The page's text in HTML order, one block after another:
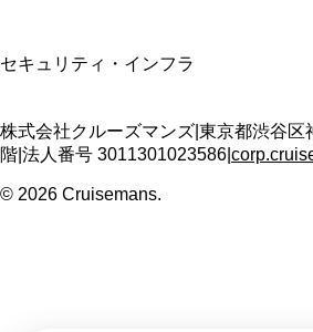
セキュリティ・インフラ
株式会社クルーズマンズ 東京都渋谷区
階 法人番号 3011301023586
© 2026 Cruisemans.